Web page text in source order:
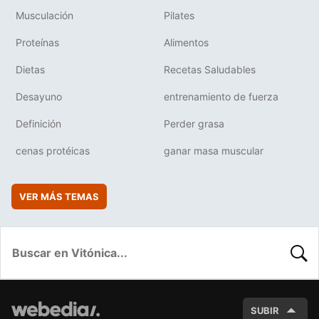
Musculación Pilates
Proteínas Alimentos
Dietas Recetas Saludables
Desayuno entrenamiento de fuerza
Definición Perder grasa
cenas protéicas ganar masa muscular
VER MÁS TEMAS
SUBIR